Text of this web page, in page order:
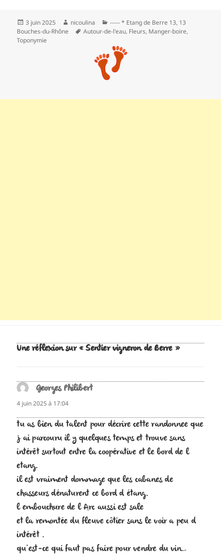
Publié
le
3 juin 2025 Auteur
nicoulina Catégories
----- * Etang de Berre 13, 13
Bouches-du-Rhône
Mots-
clés
Autour-de-l'eau, Fleurs, Manger-boire,
Toponymie
Une réflexion sur « Sentier vigneron de Berre »
Georges Philibertdit :
4 juin 2025 à 17:04
tu as bien du talent pour décrire cette randonnee que
j ai parcouru il y quelques temps et trouve sans
intérêt surtout entre la coopérative et le bord de l
etang.
il est vraiment dommage que les cabanes de
chasseurs dénaturent ce bord d étang.
l embouchure de l Arc aussi est sale
et la remontée du fleuve côtier sans le voir a peu d
intérêt .
qu’est-ce qui faut pas faire pour vendre du vin…